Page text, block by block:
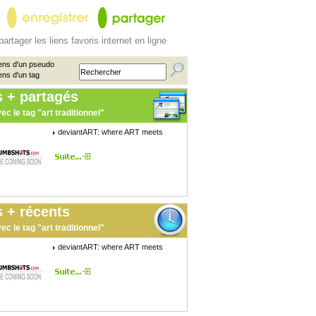
les liens favoris internet en ligne
d'un pseudo
d'un tag
+ partagés
le tag "art traditionnel"
deviantART: where ART meets
+ récents
le tag "art traditionnel"
deviantART: where ART meets